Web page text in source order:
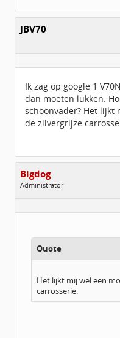
JBV70
Ik zag op google 1
dan moeten lukken.
schoonvader? Het lijkt
de zilvergrijze
Bigdog
Administrator
Homepage:
Quote
Het lijkt mij wel een
carrosserie.